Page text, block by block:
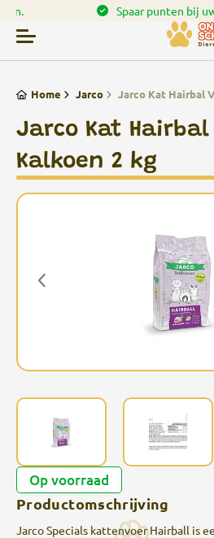
Spaar punten bij
Home Jarco Jarco Kat Hairbal
Jarco Kat Hairbal
Kalkoen 2 kg
Op voorraad
Productomschrijving
Jarco Specials kattenvoer Hairball is